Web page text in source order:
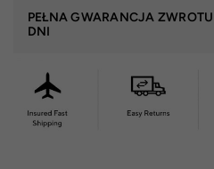
PEŁNA GWARANCJA
DNI